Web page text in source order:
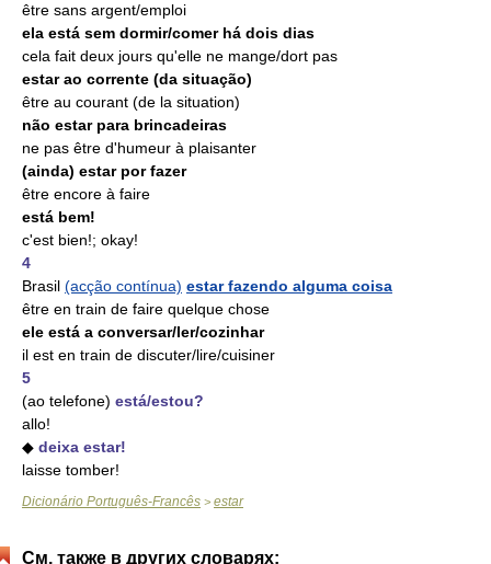
être sans argent/emploi
ela está sem dormir/comer há dois dias
cela fait deux jours qu'elle ne mange/dort pas
estar ao corrente (da situação)
être au courant (de la situation)
não estar para brincadeiras
ne pas être d'humeur à plaisanter
(ainda) estar por fazer
être encore à faire
está bem!
c'est bien!; okay!
4
Brasil (acção contínua) estar fazendo alguma coisa
être en train de faire quelque chose
ele está a conversar/ler/cozinhar
il est en train de discuter/lire/cuisiner
5
(ao telefone) está/estou?
allo!
◆ deixa estar!
laisse tomber!
Dicionário Português-Francês > estar
См. также в других словарях: